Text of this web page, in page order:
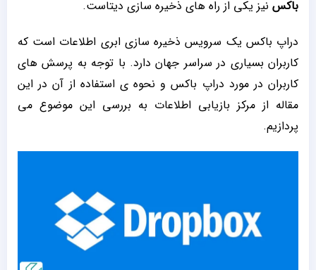
باکس نیز یکی از راه های ذخیره سازی دیتاست.
دراپ باکس یک سرویس ذخیره سازی ابری اطلاعات است که
کاربران بسیاری در سراسر جهان دارد. با توجه به پرسش های
کاربران در مورد دراپ باکس و نحوه ی استفاده از آن در این
مقاله از مرکز بازیابی اطلاعات به بررسی این موضوع می
پردازیم.